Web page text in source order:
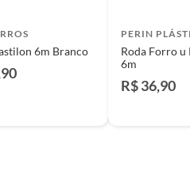
6m Branco
PERIN
Roda Forro u
6m
R$ 36,90